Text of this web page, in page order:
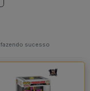
sucesso